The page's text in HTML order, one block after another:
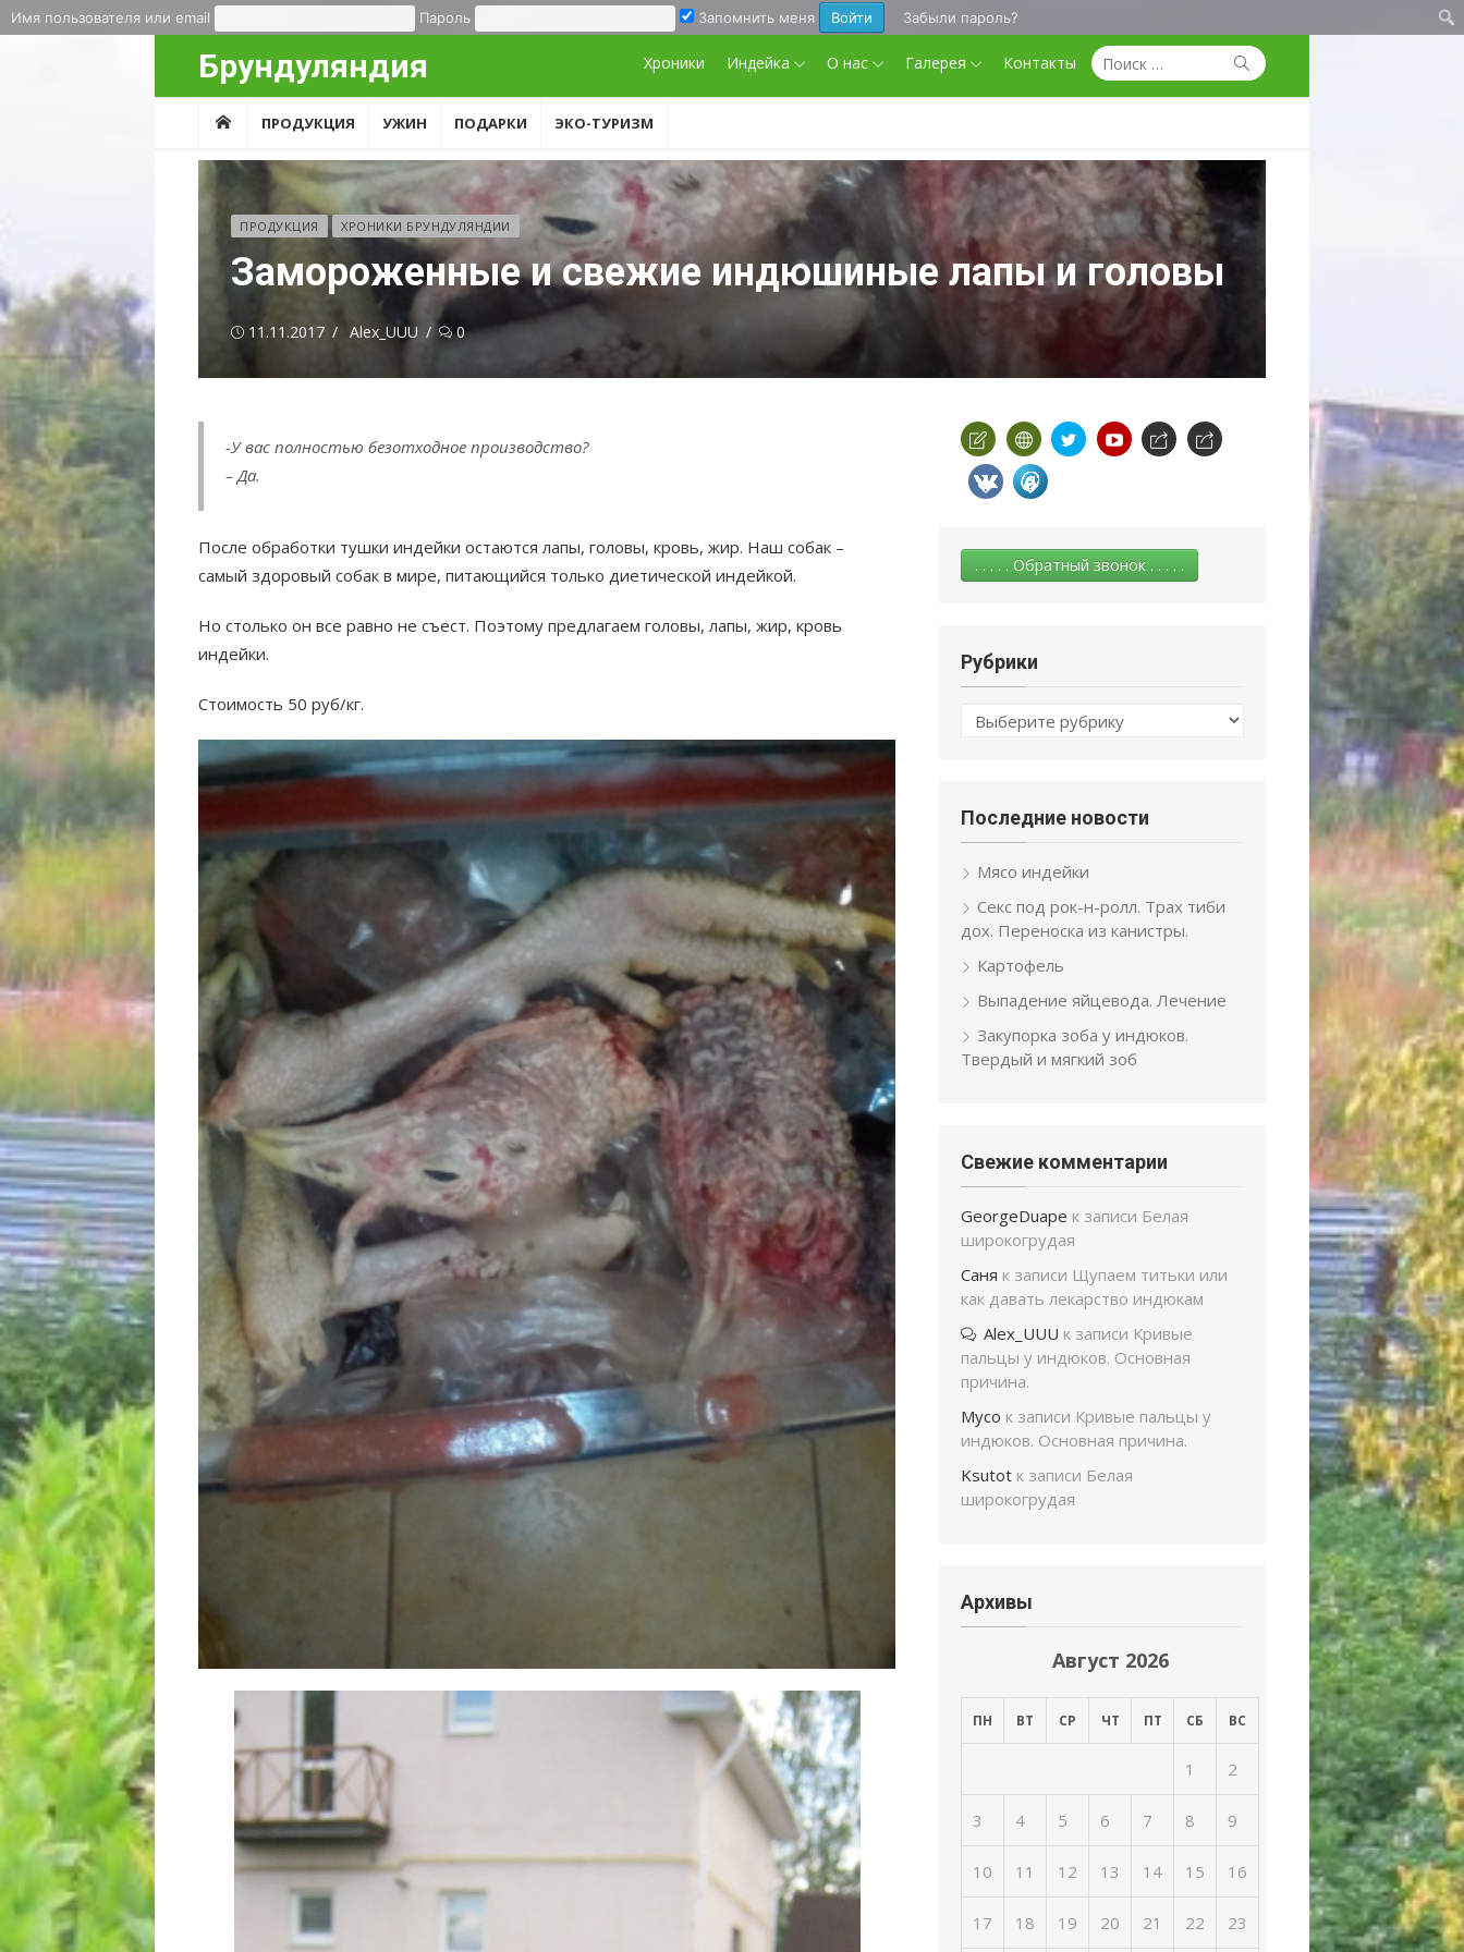
Имя пользователя или email Пароль Запомнить меня Забыли пароль?
Брундуляндия
Поиск
по:
Поиск
Хроники Индейка О нас Галерея Контакты
ПРОДУКЦИЯ УЖИН ПОДАРКИ ЭКО-ТУРИЗМ
ПРОДУКЦИЯ ХРОНИКИ БРУНДУЛЯНДИИ
Замороженные и свежие индюшиные лапы и головы
Опубликовано
11.11.2017 Автор
Alex_UUU 0
-У вас полностью безотходное производство?
– Да.
После обработки тушки индейки остаются лапы, головы, кровь, жир. Наш собак –
самый здоровый собак в мире, питающийся только диетической индейкой.
Но столько он все равно не съест. Поэтому предлагаем головы, лапы, жир, кровь
индейки.
Стоимость 50 руб/кг.
. . . . . Обратный звонок . . . . .
Рубрики
Рубрики
Последние новости
Мясо индейки
Секс под рок-н-ролл. Трах тиби
дох. Переноска из канистры.
Картофель
Выпадение яйцевода. Лечение
Закупорка зоба у индюков.
Твердый и мягкий зоб
Свежие комментарии
GeorgeDuape к записи Белая
широкогрудая
Саня к записи Щупаем титьки или
как давать лекарство индюкам
Alex_UUU к записи Кривые
пальцы у индюков. Основная
причина.
Мусо к записи Кривые пальцы у
индюков. Основная причина.
Ksutot к записи Белая
широкогрудая
Архивы
Август 2026
ПН ВТ СР ЧТ ПТ СБ ВС
1 2
3 4 5 6 7 8 9
10 11 12 13 14 15 16
17 18 19 20 21 22 23